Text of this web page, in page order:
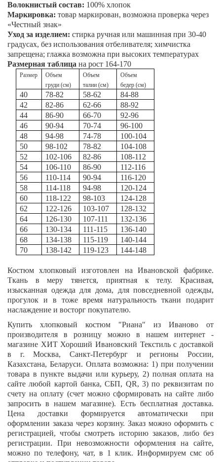
Волокнистый состав: 100% хлопок
Маркировка: товар маркирован, возможна проверка через
«Честный знак»
Уход за изделием: стирка ручная или машинная при 30-40
градусах, без использования отбеливателя; химчистка
запрещена; глажка возможна при высоких температурах
Размерная таблица на рост 164-170
Размер
Объем
груди (см)
Объем
талии (см)
Объем
бедер (см)
40 78-82 58-62
84-88
42
82-86 62-66
88-92
44
86-90 66-70
92-96
46
90-94 70-74
96-100
48
94-98 74-78
100-104
50
98-102 78-82
104-108
52
102-106 82-86
108-112
54
106-110 86-90
112-116
56
110-114 90-94
116-120
58
114-118 94-98
120-124
60
118-122 98-103
124-128
62
122-126 103-107
128-132
64
126-130 107-111
132-136
66
130-134 111-115
136-140
68
134-138 115-119
140-144
70
138-142 119-123 144-148
Костюм хлопковый изготовлен на Ивановской фабрике.
Ткань в меру тянется, приятная к телу. Красивая,
изысканная одежда для дома, для повседневной одежды,
прогулок и в тоже время натуральность ткани подарит
наслаждение и восторг покупателю.
Купить хлопковый костюм "Риана" из Иваново от
производителя в розницу можно в нашем интернет -
магазине ХИТ Хороший Ивановский Текстиль с доставкой
в г. Москва, Санкт-Петербург и регионы России,
Казахстана, Беларуси. Оплата возможна: 1) при получении
товара в пункте выдачи или курьеру, 2) полная оплата на
сайте любой картой банка, СБП, QR, 3) по реквизитам по
счету на оплату (счет можно сформировать на сайте либо
запросить в нашем магазине). Есть бесплатная доставка.
Цена доставки формируется автоматически при
оформлении заказа через корзину. Заказ можно оформить с
регистрацией, чтобы смотреть историю заказов, либо без
регистрации. При невозможности оформления на сайте,
можно по телефону, чат, в 1 клик. Информируем смс об